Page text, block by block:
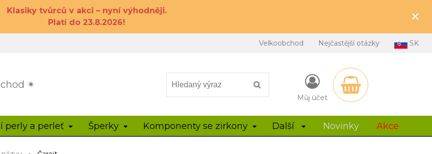
Klasiky tvůrců v akci – nyní výhodněji.
Platí do 23.8.2026!
×
✴
Velkoobchod Nejčastější otázky SK
Můj účet
perly a perleť Šperky Komponenty se zirkony Další Novinky Akce